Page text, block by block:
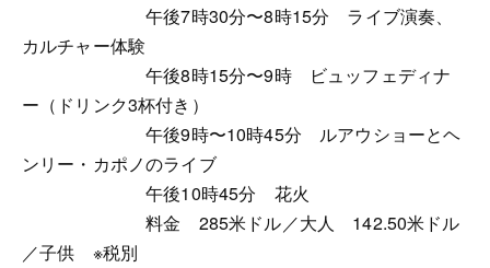
午後7時30分〜8時15分 ライブ演奏、
カルチャー体験
午後8時15分〜9時 ビュッフェディナ
ー（ドリンク3杯付き）
午後9時〜10時45分 ルアウショーとヘ
ンリー・カポノのライブ
午後10時45分 花火
料金 285米ドル／大人 142.50米ドル
／子供 ※税別